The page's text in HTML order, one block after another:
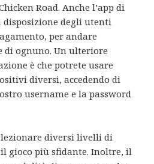
Road. Anche l’app di
disposizione degli utenti
per andare
di ognuno. Un ulteriore
è che potrete usare
diversi, accedendo di
username e la password
diversi livelli di
gioco più sfidante. Inoltre, il